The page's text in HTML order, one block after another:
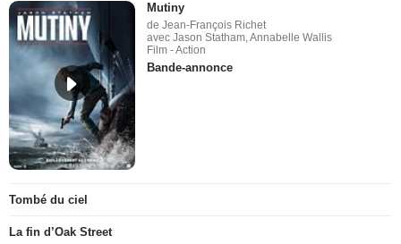
Mutiny
de Jean-François Richet
avec Jason Statham, Annabelle Wallis
Film - Action
Bande-annonce
Tombé du ciel
La fin d’Oak Street